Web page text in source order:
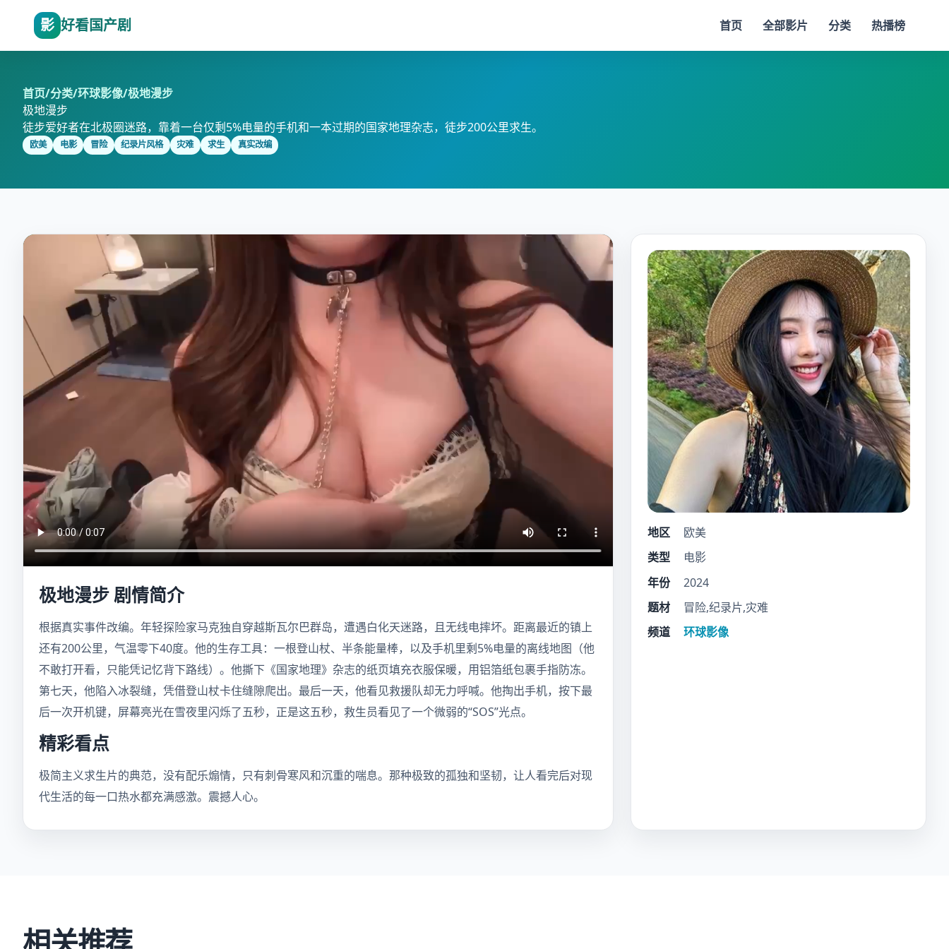
影 好看国产剧 首页 全部影片 分类 热播榜
首页/分类/环球影像/极地漫步
极地漫步
徒步爱好者在北极圈迷路，靠着一台仅剩5%电量的手机和一本过期的国家地理杂志，徒步200公里求生。
欧美 电影 冒险 纪录片风格 灾难 求生 真实改编
极地漫步 剧情简介
根据真实事件改编。年轻探险家马克独自穿越斯瓦尔巴群岛，遭遇白化天迷路，且无线电摔坏。距离最近的镇上
还有200公里，气温零下40度。他的生存工具：一根登山杖、半条能量棒，以及手机里剩5%电量的离线地图（他
不敢打开看，只能凭记忆背下路线）。他撕下《国家地理》杂志的纸页填充衣服保暖，用铝箔纸包裹手指防冻。
第七天，他陷入冰裂缝，凭借登山杖卡住缝隙爬出。最后一天，他看见救援队却无力呼喊。他掏出手机，按下最
后一次开机键，屏幕亮光在雪夜里闪烁了五秒，正是这五秒，救生员看见了一个微弱的“SOS”光点。
精彩看点
极简主义求生片的典范，没有配乐煽情，只有刺骨寒风和沉重的喘息。那种极致的孤独和坚韧，让人看完后对现
代生活的每一口热水都充满感激。震撼人心。
地区
欧美
类型
电影
年份
2024
题材
冒险,纪录片,灾难
频道
环球影像